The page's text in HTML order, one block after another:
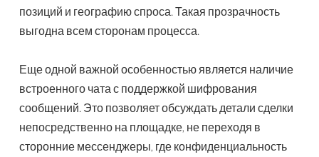
позиций и географию спроса. Такая прозрачность
выгодна всем сторонам процесса.
Еще одной важной особенностью является наличие
встроенного чата с поддержкой шифрования
сообщений. Это позволяет обсуждать детали сделки
непосредственно на площадке, не переходя в
сторонние мессенджеры, где конфиденциальность